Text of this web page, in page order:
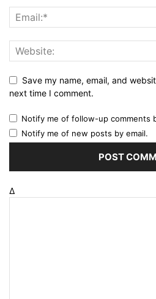
Save my name, email, and
next time I comment.
Notify me of follow-up comments
Notify me of new posts by email.
Δ